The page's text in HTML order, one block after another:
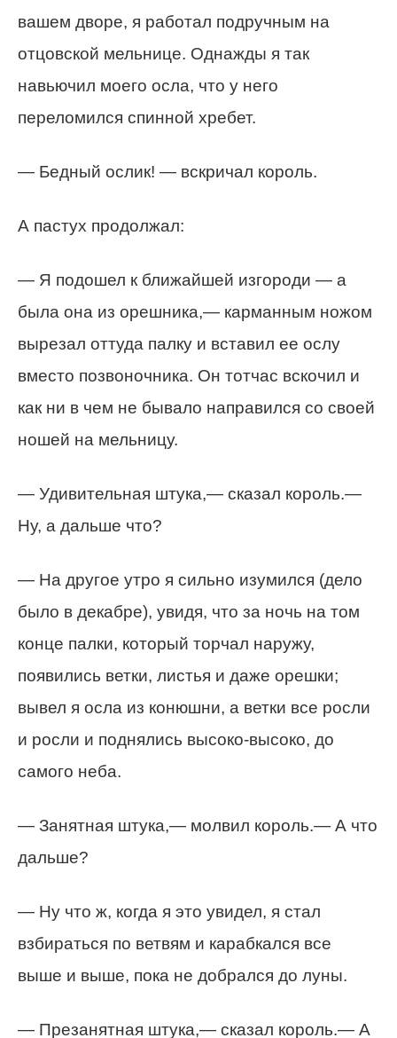
вашем дворе, я работал подручным на
отцовской мельнице. Однажды я так
навьючил моего осла, что у него
переломился спинной хребет.
— Бедный ослик! — вскричал король.
А пастух продолжал:
— Я подошел к ближайшей изгороди — а
была она из орешника,— карманным ножом
вырезал оттуда палку и вставил ее ослу
вместо позвоночника. Он тотчас вскочил и
как ни в чем не бывало направился со своей
ношей на мельницу.
— Удивительная штука,— сказал король.—
Ну, а дальше что?
— На другое утро я сильно изумился (дело
было в декабре), увидя, что за ночь на том
конце палки, который торчал наружу,
появились ветки, листья и даже орешки;
вывел я осла из конюшни, а ветки все росли
и росли и поднялись высоко-высоко, до
самого неба.
— Занятная штука,— молвил король.— А что
дальше?
— Ну что ж, когда я это увидел, я стал
взбираться по ветвям и карабкался все
выше и выше, пока не добрался до луны.
— Презанятная штука,— сказал король.— А